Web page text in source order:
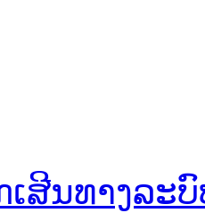
ເສີນທາງລະ